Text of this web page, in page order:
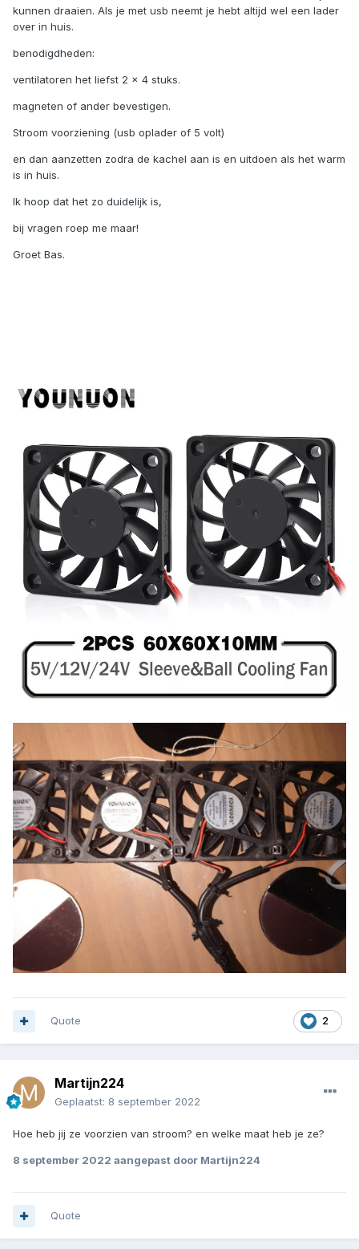
kunnen draaien. Als je met usb neemt je hebt altijd wel een lader
over in huis.
benodigdheden:
ventilatoren het liefst 2 x 4 stuks.
magneten of ander bevestigen.
Stroom voorziening (usb oplader of 5 volt)
en dan aanzetten zodra de kachel aan is en uitdoen als het warm
is in huis.
Ik hoop dat het zo duidelijk is,
bij vragen roep me maar!
Groet Bas.
2
Quote
Martijn224
Geplaatst: 8 september 2022
Hoe heb jij ze voorzien van stroom? en welke maat heb je ze?
8 september 2022 aangepast door Martijn224
Quote